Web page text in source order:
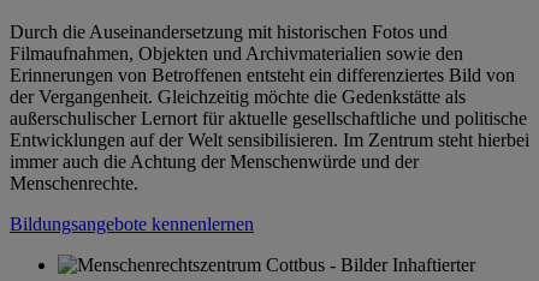
Durch die Auseinandersetzung mit historischen Fotos und
Filmaufnahmen, Objekten und Archivmaterialien sowie den
Erinnerungen von Betroffenen entsteht ein differenziertes Bild von
der Vergangenheit. Gleichzeitig möchte die Gedenkstätte als
außerschulischer Lernort für aktuelle gesellschaftliche und politische
Entwicklungen auf der Welt sensibilisieren. Im Zentrum steht hierbei
immer auch die Achtung der Menschenwürde und der
Menschenrechte.
Bildungsangebote kennenlernen